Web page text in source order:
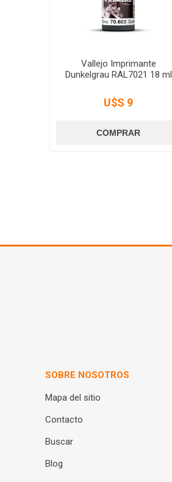
Vallejo Imprimante
Dunkelgrau RAL7021 18 ml
U$S 9
SOBRE NOSOTROS
Mapa del sitio
Contacto
Buscar
Blog